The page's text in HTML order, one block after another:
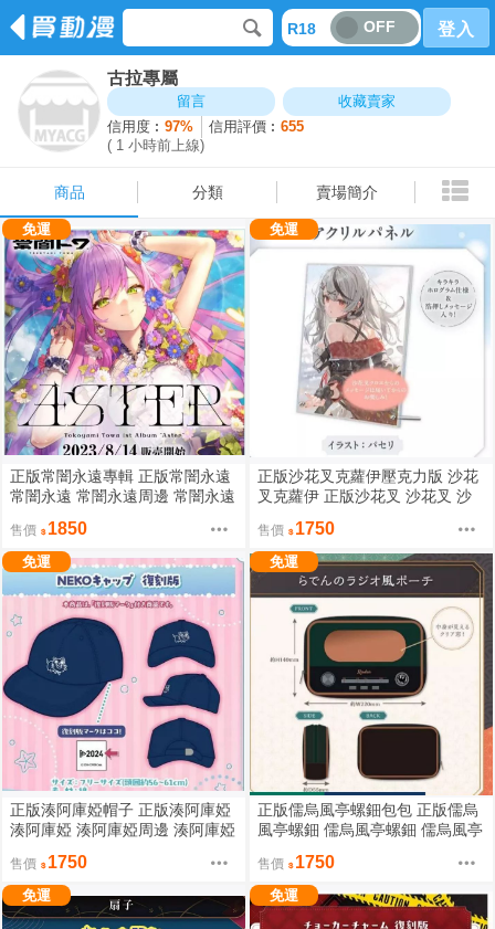
R18 OFF 登入
古拉專屬
留言
收藏賣家
信用度︰97% 信用評價︰655
( 1 小時前上線)
商品 分類 賣場簡介
免運
正版常闇永遠專輯 正版常闇永遠
常闇永遠 常闇永遠周邊 常闇永遠
VE周邊
售價 1850
免運
正版沙花叉克蘿伊壓克力版 沙花
叉克蘿伊 正版沙花叉 沙花叉 沙
VE周邊
售價 1750
免運
正版湊阿庫婭帽子 正版湊阿庫婭
湊阿庫婭 湊阿庫婭周邊 湊阿庫婭
LIVE周邊
售價 1750
免運
正版儒烏風亭螺鈿包包 正版儒烏
風亭螺鈿 儒烏風亭螺鈿 儒烏風亭
LIVE周邊
售價 1750
免運 免運
商品